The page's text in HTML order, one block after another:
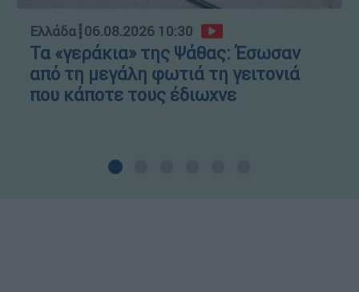
Ελλάδα┋06.08.2026 10:30
Τα «γεράκια» της Ψάθας: Έσωσαν
από τη μεγάλη φωτιά τη γειτονιά
που κάποτε τους έδιωχνε